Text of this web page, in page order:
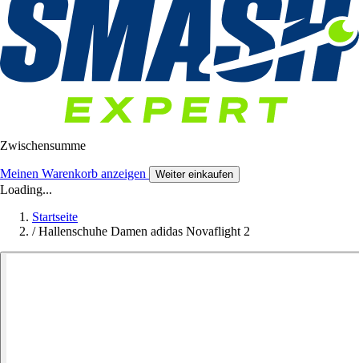
Zwischensumme
Meinen Warenkorb anzeigen Weiter einkaufen
Loading...
Startseite
/ Hallenschuhe Damen adidas Novaflight 2